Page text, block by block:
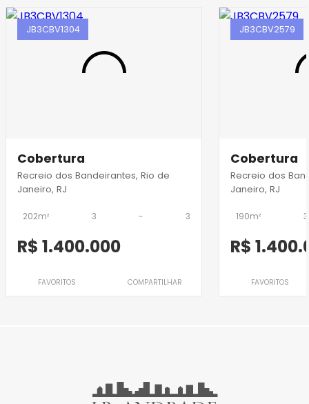
JB3CBV1304
Cobertura
Recreio dos Bandeirantes, Rio de
Janeiro, RJ
202m² 3 - 3
R$ 1.400.000
FAVORITOS COMPARTILHAR
JB3CBV2579
Cobertura
Recreio dos
Janeiro, RJ
190m² 3
R$
FAVORITOS